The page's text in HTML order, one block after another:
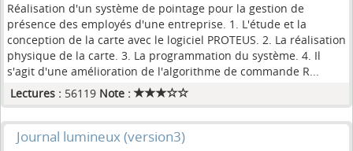
Réalisation d'un système de pointage pour la gestion de
présence des employés d'une entreprise. 1. L'étude et la
conception de la carte avec le logiciel PROTEUS. 2. La réalisation
physique de la carte. 3. La programmation du système. 4. Il
s'agit d'une amélioration de l'algorithme de commande R...
Lectures : 56119 Note :
Journal lumineux (version3)